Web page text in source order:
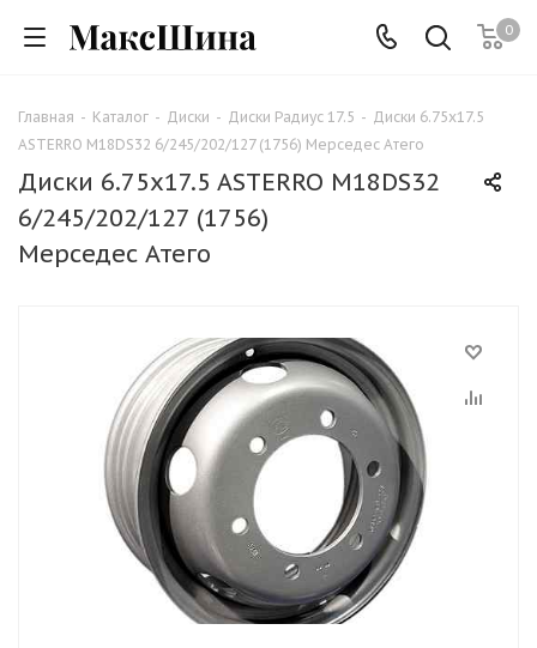
0
Главная - Каталог - Диски - Диски Радиус 17.5 - Диски 6.75x17.5
ASTERRO M18DS32 6/245/202/127 (1756) Мерседес Атего
Диски 6.75x17.5 ASTERRO M18DS32
6/245/202/127 (1756)
Мерседес Атего